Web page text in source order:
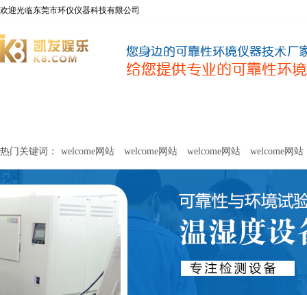
欢迎光临东莞市环仪仪器科技有限公司
关于环仪 联系环仪
热门关键词： welcome网站 welcome网站 welcome网站 welcome网站
网站 welcome网站